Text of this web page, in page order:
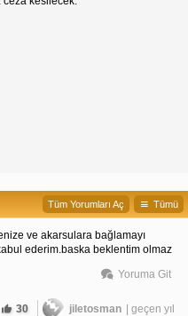
Tümü
Tüm Yorumları Aç
ve akarsulara bağlamayı
ederim.baska beklentim olmaz
Yoruma Git
30 jiletosman | geçen yıl